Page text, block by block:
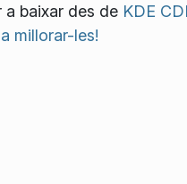
a baixar des de KDE
millorar-les!